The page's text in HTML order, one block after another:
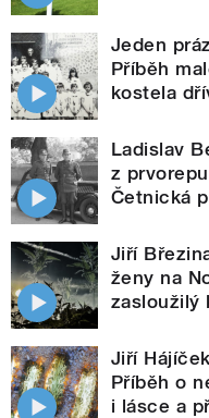
Jeden
Příběh
kostela
Ladislav
z
Četnická
Jiří
ženy na
zasloužilý
Jiří
Příběh o
i lásce a